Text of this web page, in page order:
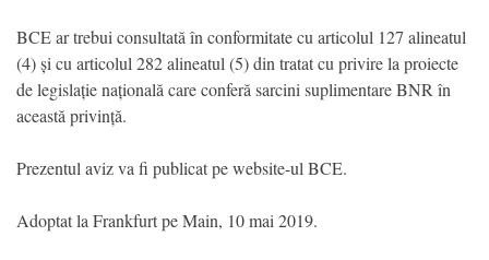
BCE ar trebui consultată în conformitate cu articolul 127 alineatul
(4) și cu articolul 282 alineatul (5) din tratat cu privire la proiecte
de legislație națională care conferă sarcini suplimentare BNR în
această privință.
Prezentul aviz va fi publicat pe website-ul BCE.
Adoptat la Frankfurt pe Main, 10 mai 2019.